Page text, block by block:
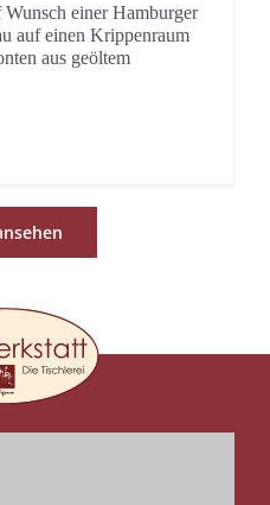
einer Hamburger
auf einen Krippenraum
aus geöltem